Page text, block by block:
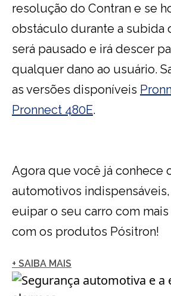
resolução do Contran e se
obstáculo durante a subida
será pausado e irá descer
qualquer dano ao usuário.
as versões disponíveis
Pronnect 480E.
Agora que você já conhece
automotivos
euipar o seu carro com
com os produtos Pósitron!
+ SAIBA MAIS